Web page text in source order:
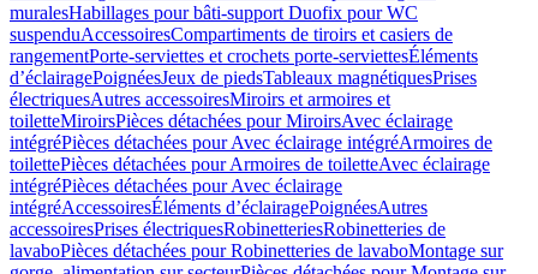
muralesHabillages pour bâti-support Duofix pour WC
suspenduAccessoiresCompartiments de tiroirs et casiers de
rangementPorte-serviettes et crochets porte-serviettesÉléments
d’éclairagePoignéesJeux de piedsTableaux magnétiquesPrises
électriquesAutres accessoiresMiroirs et armoires et
toiletteMiroirsPièces détachées pour MiroirsAvec éclairage
intégréPièces détachées pour Avec éclairage intégréArmoires de
toilettePièces détachées pour Armoires de toiletteAvec éclairage
intégréPièces détachées pour Avec éclairage
intégréAccessoiresÉléments d’éclairagePoignéesAutres
accessoiresPrises électriquesRobinetteriesRobinetteries de
lavaboPièces détachées pour Robinetteries de lavaboMontage sur